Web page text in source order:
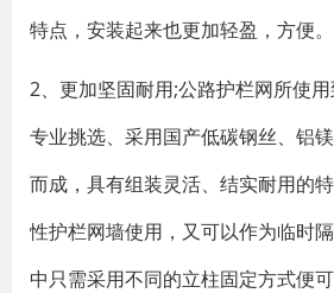
特点，安装起来也更加轻盈，方便。
2、更加坚固耐用;公路护栏网所使
专业挑选、采用国产低碳钢丝、铝
而成，具有组装灵活、结实耐用的
性护栏网墙使用，又可以作为临时
中只需采用不同的立柱固定方式便